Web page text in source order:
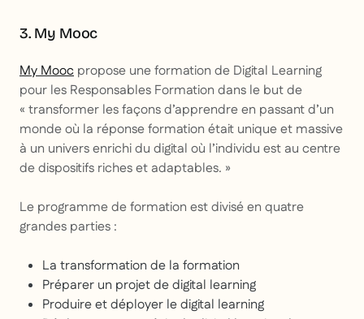
3. My Mooc
My Mooc propose une formation de Digital Learning
pour les Responsables Formation dans le but de
« transformer les façons d’apprendre en passant d’un
monde où la réponse formation était unique et massive
à un univers enrichi du digital où l’individu est au centre
de dispositifs riches et adaptables. »
Le programme de formation est divisé en quatre
grandes parties :
La transformation de la formation
Préparer un projet de digital learning
Produire et déployer le digital learning